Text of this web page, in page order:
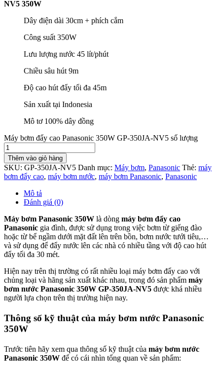
NV5 350W
Dây điện dài 30cm + phích cắm
Công suất 350W
Lưu lượng nước 45 lít/phút
Chiều sâu hút 9m
Độ cao hút đẩy tối đa 45m
Sản xuất tại Indonesia
Mô tơ 100% dây đồng
Máy bơm đẩy cao Panasonic 350W GP-350JA-NV5 số lượng
Thêm vào giỏ hàng
SKU: GP-350JA-NV5 Danh mục: Máy bơm, Panasonic Thẻ: máy
bơm đẩy cao, máy bơm nước, máy bơm Panasonic, Panasonic
Mô tả
Đánh giá (0)
Máy bơm Panasonic 350W là dòng máy bơm đẩy cao
Panasonic gia đình, được sử dụng trong việc bơm từ giếng đào
hoặc từ bể ngầm dưới mặt đất lên trên bồn, bơm nước tưới tiêu,…
và sử dụng để đẩy nước lên các nhà có nhiều tầng với độ cao hút
đẩy tối đa 30 mét.
Hiện nay trên thị trường có rất nhiều loại máy bơm đẩy cao với
chủng loại và hãng sản xuất khác nhau, trong đó sản phẩm máy
bơm nước Panasonic 350W GP-350JA-NV5 được khá nhiều
người lựa chọn trên thị trường hiện nay.
Thông số kỹ thuật của máy bơm nước Panasonic
350W
Trước tiên hãy xem qua thông số kỹ thuật của máy bơm nước
Panasonic 350W để có cái nhìn tổng quan về sản phẩm: